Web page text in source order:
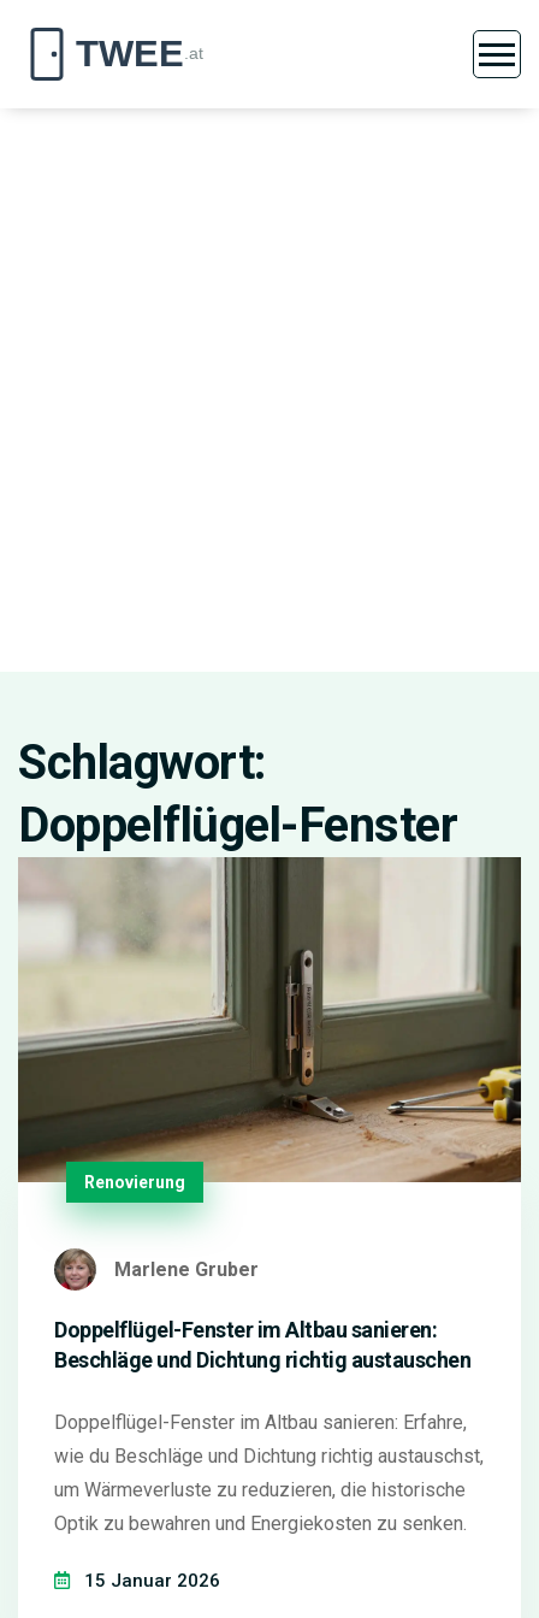
Schlagwort:
Doppelflügel-Fenster
Renovierung
Marlene Gruber
Doppelflügel-Fenster im Altbau sanieren:
Beschläge und Dichtung richtig austauschen
Doppelflügel-Fenster im Altbau sanieren: Erfahre,
wie du Beschläge und Dichtung richtig austauschst,
um Wärmeverluste zu reduzieren, die historische
Optik zu bewahren und Energiekosten zu senken.
15 Januar 2026